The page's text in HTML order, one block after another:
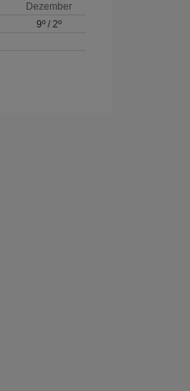
Dezember
9º /2º